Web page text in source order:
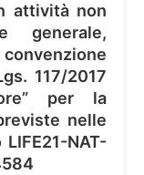
attività non
generale,
117/2017
per la
nelle
NAT-